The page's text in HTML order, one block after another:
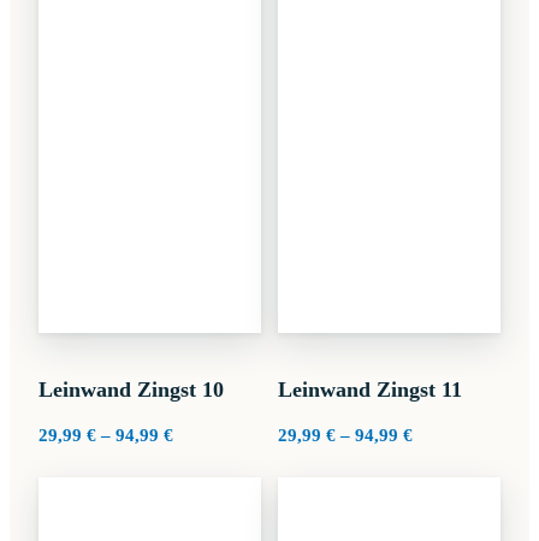
Leinwand Zingst 10
29,99 € – 94,99 €Preisspanne:
Leinwand Zingst 11
29,99 € – 94,99 €Preisspanne: